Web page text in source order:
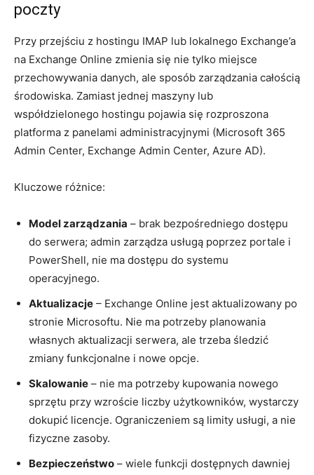
poczty
Przy przejściu z hostingu IMAP lub lokalnego Exchange’a
na Exchange Online zmienia się nie tylko miejsce
przechowywania danych, ale sposób zarządzania całością
środowiska. Zamiast jednej maszyny lub
współdzielonego hostingu pojawia się rozproszona
platforma z panelami administracyjnymi (Microsoft 365
Admin Center, Exchange Admin Center, Azure AD).
Kluczowe różnice:
Model zarządzania – brak bezpośredniego dostępu
do serwera; admin zarządza usługą poprzez portale i
PowerShell, nie ma dostępu do systemu
operacyjnego.
Aktualizacje – Exchange Online jest aktualizowany po
stronie Microsoftu. Nie ma potrzeby planowania
własnych aktualizacji serwera, ale trzeba śledzić
zmiany funkcjonalne i nowe opcje.
Skalowanie – nie ma potrzeby kupowania nowego
sprzętu przy wzroście liczby użytkowników, wystarczy
dokupić licencje. Ograniczeniem są limity usługi, a nie
fizyczne zasoby.
Bezpieczeństwo – wiele funkcji dostępnych dawniej